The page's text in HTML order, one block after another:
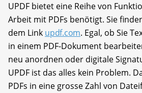
UPDF bietet eine Reihe von
Arbeit mit PDFs benötigt. Sie
dem Link updf.com. Egal, ob Sie
in einem PDF-Dokument
neu anordnen oder digitale
UPDF ist das alles kein Problem.
PDFs in eine grosse Zahl von